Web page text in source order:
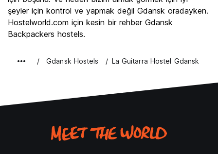
şeyler için kontrol ve yapmak değil Gdansk oradayken.
Hostelworld.com için kesin bir rehber Gdansk
Backpackers hostels.
Gdansk Hostels La Guitarra Hostel Gdansk